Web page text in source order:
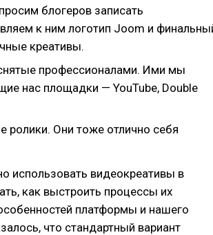
блогеров записать
к ним логотип Joom и
креативы.
профессионалами. Ими мы
нас площадки — YouTube, Double
ролики. Они тоже отлично себя
использовать видеокреативы в
как выстроить процессы их
платформы и нашего
что стандартный вариант